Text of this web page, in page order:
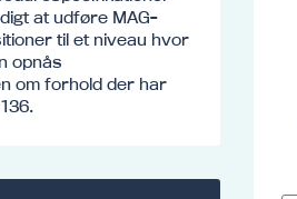
at udføre MAG-
til et niveau hvor
opnås
om forhold der har